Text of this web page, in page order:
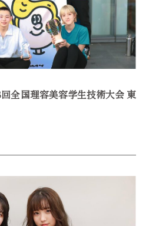
全国理容美容学生技術大会 東